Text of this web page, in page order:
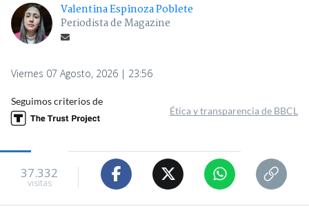
Valentina Espinoza Poblete
Periodista de Magazine
Viernes 07 Agosto, 2026 | 23:56
Seguimos criterios de
Ética y transparencia de BBCL
37.332
visitas